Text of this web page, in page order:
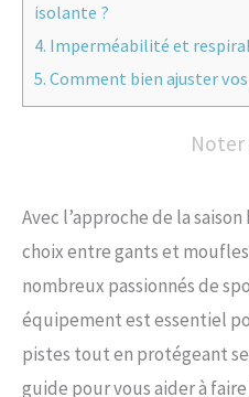
isolante ?
4. Imperméabilité et
5. Comment bien ajuster
Noter
Avec l’approche de la
choix entre gants et moufles
nombreux passionnés de
équipement est essentiel
pistes tout en protégeant
guide pour vous aider à